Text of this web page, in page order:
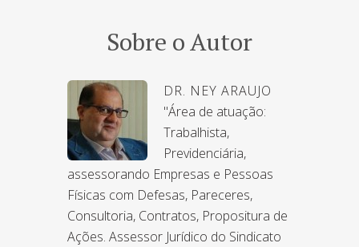
Sobre o Autor
DR. NEY ARAUJO
"Área de atuação:
Trabalhista,
Previdenciária,
assessorando Empresas e Pessoas
Físicas com Defesas, Pareceres,
Consultoria, Contratos, Propositura de
Ações. Assessor Jurídico do Sindicato